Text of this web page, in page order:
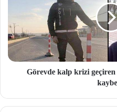
Görevde kalp krizi geçiren